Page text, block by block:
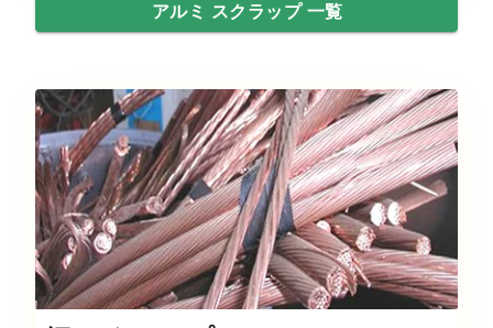
アルミ スクラップ 一覧